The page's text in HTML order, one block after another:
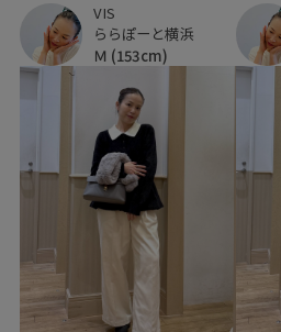
VIS
ららぽーと横浜
Ｍ (153cm)